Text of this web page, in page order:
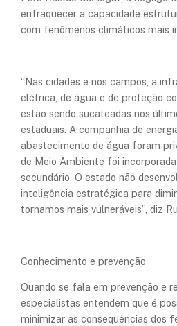
enfraquecer a capacidade
com fenômenos climáticos mais
“Nas cidades e nos campos, a
elétrica, de água e de proteção
estão sendo sucateadas nos
estaduais. A companhia de
abastecimento de água foram
de Meio Ambiente foi
secundário. O estado não
inteligência estratégica para
tornamos mais vulneráveis”, diz
Conhecimento e prevenção
Quando se fala em prevenção e
especialistas entendem que é
minimizar as consequências dos